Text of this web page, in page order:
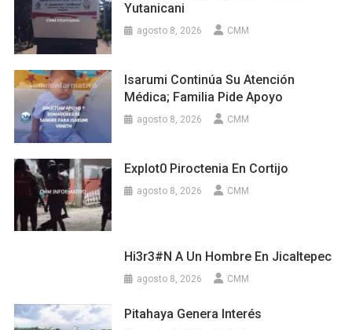
Yutanicani
agosto 8, 2026 CMM
Isarumi Continúa Su Atención
Médica; Familia Pide Apoyo
agosto 8, 2026 CMM
Explot0 Piroctenia En Cortijo
agosto 8, 2026 CMM
Hi3r3#n A Un Hombre En Jicaltepec
agosto 8, 2026 CMM
Pitahaya Genera Interés